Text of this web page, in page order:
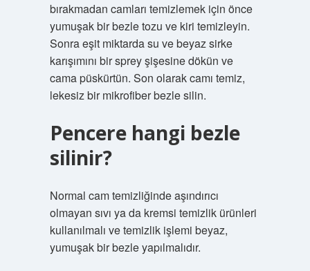
bırakmadan camları temizlemek için önce
yumuşak bir bezle tozu ve kiri temizleyin.
Sonra eşit miktarda su ve beyaz sirke
karışımını bir sprey şişesine dökün ve
cama püskürtün. Son olarak camı temiz,
lekesiz bir mikrofiber bezle silin.
Pencere hangi bezle
silinir?
Normal cam temizliğinde aşındırıcı
olmayan sıvı ya da kremsi temizlik ürünleri
kullanılmalı ve temizlik işlemi beyaz,
yumuşak bir bezle yapılmalıdır.